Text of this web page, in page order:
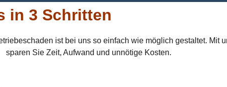
in 3 Schritten
ist bei uns so einfach wie möglich gestaltet. Mit
sparen Sie Zeit, Aufwand und unnötige Kosten.